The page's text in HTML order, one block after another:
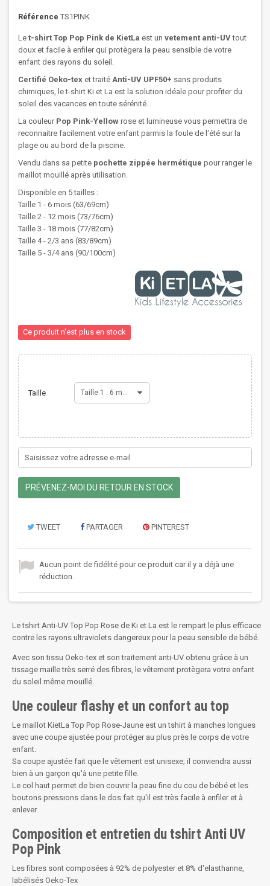
Référence TS1PINK
Le t-shirt Top Pop Pink de KietLa est un vetement anti-UVtout
doux et facile à enfiler qui protègera la peau sensible de votre
enfant des rayons du soleil.
Certifié Oeko-tex et traité Anti-UV UPF50+ sans produits
chimiques, le t-shirt Ki et La est la solution idéale pour profiter du
soleil des vacances en toute sérénité.
La couleurPop Pink-Yellow rose et lumineuse vous permettra de
reconnaitre facilement votre enfant parmis la foule de l'été sur la
plage ou au bord de la piscine.
Vendu dans sa petite pochette zippée hermétique pour ranger le
maillot mouillé après utilisation.
Disponible en 5 tailles :
Taille 1 - 6 mois (63/69cm)
Taille 2 - 12 mois (73/76cm)
Taille 3 - 18 mois (77/82cm)
Taille 4 - 2/3 ans (83/89cm)
Taille 5 - 3/4 ans (90/100cm)
Ce produit n'est plus en stock
Taille Taille 1 : 6 mois
PRÉVENEZ-MOI DU RETOUR EN STOCK
TWEET PARTAGER PINTEREST
Aucun point de fidélité pour ce produit car il y a déjà une
réduction.
Le tshirt Anti-UV Top Pop Rose de Ki et La est le rempart le plus efficace
contre les rayons ultraviolets dangereux pour la peau sensible de bébé.
Avec son tissu Oeko-tex et son traitement anti-UV obtenu grâce à un
tissage maille très serré des fibres, le vêtement protègera votre enfant
du soleil même mouillé.
Une couleur flashy et un confort au top
Le maillot KietLa Top Pop Rose-Jaune est un tshirt à manches longues
avec une coupe ajustée pour protéger au plus près le corps de votre
enfant.
Sa coupe ajustée fait que le vêtement est unisexe; il conviendra aussi
bien à un garçon qu'à une petite fille.
Le col haut permet de bien couvrir la peau fine du cou de bébé et les
boutons pressions dans le dos fait qu'il est très facile à enfiler et à
enlever.
Composition et entretien du tshirt Anti UV
Pop Pink
Les fibres sont composées à 92% de polyester et 8% d'elasthanne,
labélisés Oeko-Tex